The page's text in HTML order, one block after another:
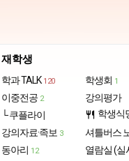
재학생
학과 TALK 120
이중전공 2
└ 쿠플라이
강의자료·족보 3
동아리 12
학생회 1
강의평가
restaurant 학생식
셔틀버스
열람실 (실